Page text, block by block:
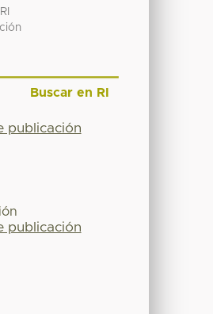
Buscar en RI
publicación
publicación